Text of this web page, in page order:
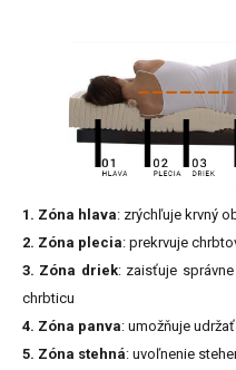
1. Zóna hlava: zrýchľuje krvný
2. Zóna plecia: prekrvuje
3. Zóna driek: zaisťuje
chrbticu
4. Zóna panva: umožňuje
5. Zóna stehná: uvoľnenie